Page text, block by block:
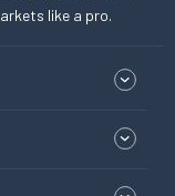
like a pro.